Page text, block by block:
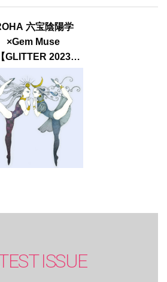
六宝陰陽学
×Gem Muse
【GLITTER 2023
issue】
ISSUE